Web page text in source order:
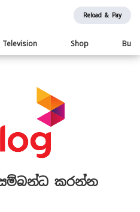
Reload & Pay
Television Shop
සම්බන්ධ කරන්න